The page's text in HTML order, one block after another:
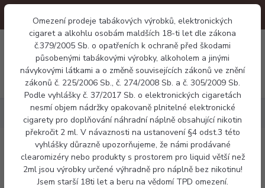
Omezení prodeje tabákových výrobků, elektronických
cigaret a alkohlu osobám maldších 18-ti let dle zákona
č.379/2005 Sb. o opatřeních k ochraně před škodami
působenými tabákovými výrobky, alkoholem a jinými
návykovými látkami a o změně souvisejících zákonů ve znění
zákonů č. 225/2006 Sb., č. 274/2008 Sb. a č. 305/2009 Sb.
Podle vyhlášky č. 37/2017 Sb. o elektronických cigaretách
nesmí objem nádržky opakovaně plnitelné elektronické
cigarety pro doplňování náhradní náplně obsahující nikotin
překročit 2 ml. V návaznosti na ustanovení §4 odst.3 této
vyhlášky důrazně upozorňujeme, že námi prodávané
clearomizéry nebo produkty s prostorem pro liquid větší než
2ml jsou výrobky určené výhradně pro náplně bez nikotinu!
Jsem starší 18ti let a beru na vědomí TPD omezení.
Menu
0 Kč
X4 salt - Blueberry
X4 salt - Blueberry